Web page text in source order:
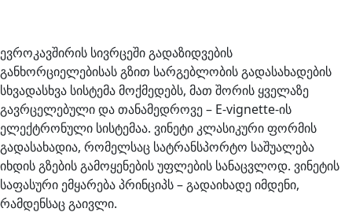
ევროკავშირის სივრცეში გადაზიდვების
განხორციელებისას გზით სარგებლობის გადასახადების
სხვადასხვა სისტემა მოქმედებს, მათ შორის ყველაზე
გავრცელებული და თანამედროვე – E-vignette-ის
ელექტრონული სისტემაა. ვინეტი კლასიკური ფორმის
გადასახადია, რომელსაც სატრანსპორტო საშუალება
იხდის გზების გამოყენების უფლების სანაცვლოდ. ვინეტის
საფასური ემყარება პრინციპს – გადაიხადე იმდენი,
რამდენსაც გაივლი.